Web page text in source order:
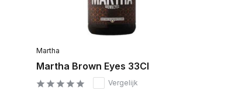
Martha
Martha Brown Eyes 33Cl
Vergelijk